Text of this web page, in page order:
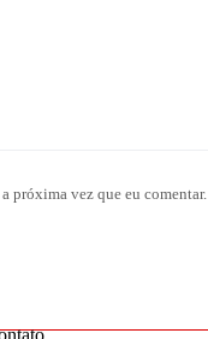
próxima vez que eu comentar.